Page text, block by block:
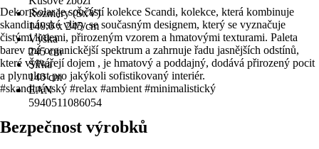
Rozměry (ŠxV)
140.0 x 245 cm
Výška
245 cm
Šířka
140 cm
EAN
5940511086054
Dekor Solar je součástí kolekce Scandi, kolekce, která kombinuje
skandinávské vlivy se současným designem, který se vyznačuje
čistými liniemi, přirozeným vzorem a hmatovými texturami. Paleta
barev má organickější spektrum a zahrnuje řadu jasnějších odstínů,
které vytvářejí dojem , je hmatový a poddajný, dodává přirozený pocit
a plynulost pro jakýkoli sofistikovaný interiér.
#skandinávský #relax #ambient #minimalistický
Bezpečnost výrobků